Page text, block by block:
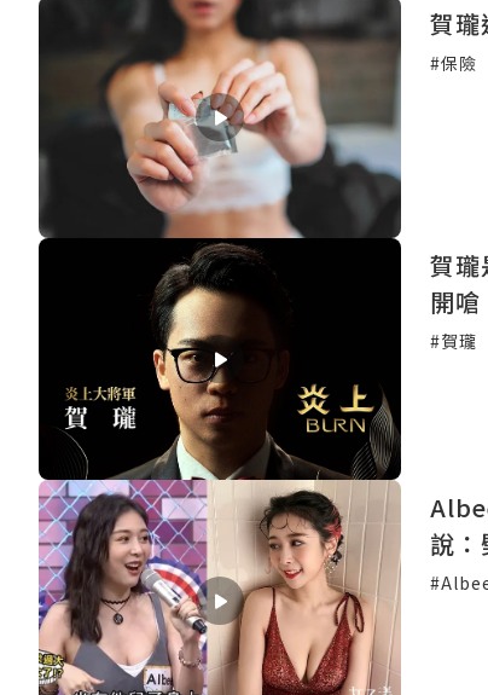
賀瓏
#保險
賀瓏是
開嗆
#賀瓏
說